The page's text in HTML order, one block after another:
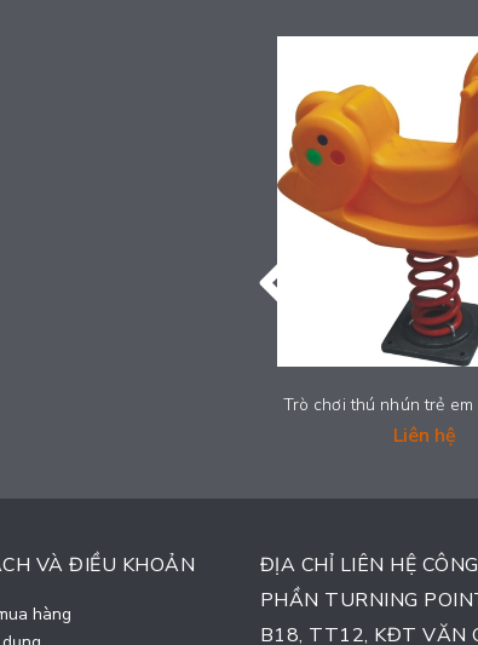
Trò chơi thú nhún trẻ em
Liên hệ
VÀ ĐIỀU KHOẢN
hàng
ĐỊA CHỈ LIÊN HỆ
PHẦN TURNING
B18, TT12, KĐT VĂN